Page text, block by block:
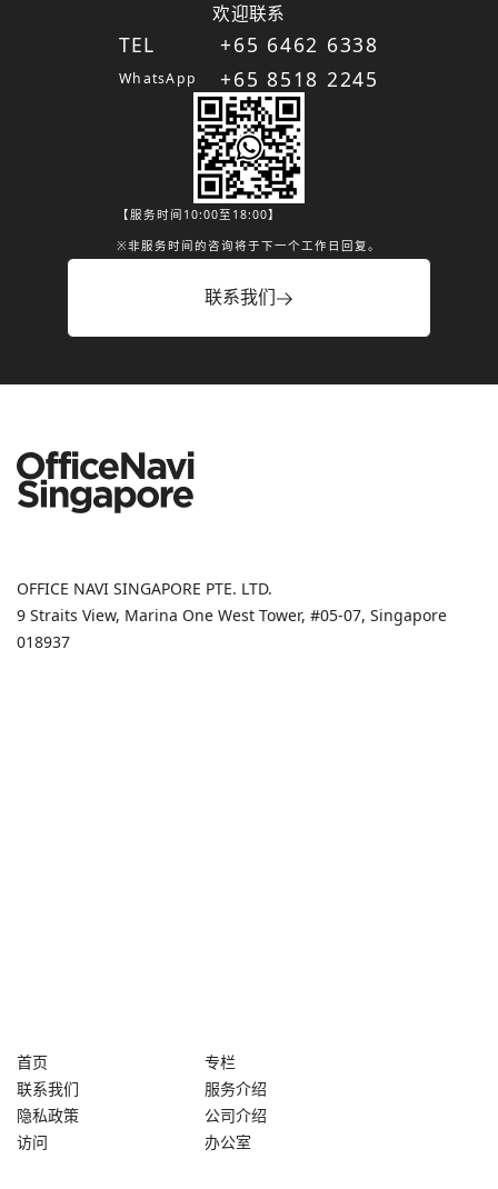
欢迎联系
TEL
WhatsApp
+65 6462 6338
+65 8518 2245
【服务时间10:00至18:00】
※非服务时间的咨询将于下一个工作日回复。
联系我们
OFFICE NAVI SINGAPORE PTE. LTD.
9 Straits View, Marina One West Tower, #05-07, Singapore
018937
首页
专栏
联系我们
服务介绍
隐私政策
公司介绍
访问
办公室